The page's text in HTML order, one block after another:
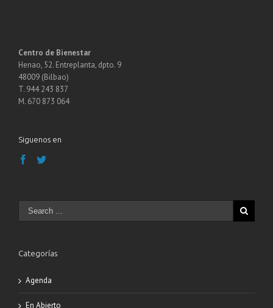
Centro de Bienestar
Henao, 52. Entreplanta, dpto. 9
48009 (Bilbao)
T. 944 243 837
M. 670 873 064
Siguenos en
Categorías
Agenda
En Abierto